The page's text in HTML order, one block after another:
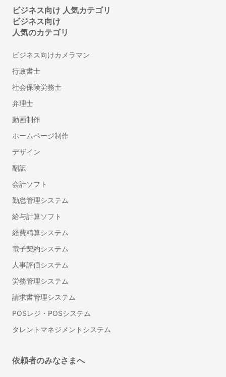
マタニティフォトの出張撮影
七五三写真の出張撮影
婚活写真・お見合い写真撮影
動画撮影
セミナー・講演会・イベント動画撮影
鍵・防犯対策
鍵交換・修理
鍵開け・鍵屋
盗聴器・盗撮器の調査・発見
行政書士
車庫証明に強い行政書士
遺産相続手続き代行に強い行政書士
許認可に強い行政書士
離婚の公正証書に強い行政書士
建設業許可の申請に強い行政書士
ビザ申請代行・入管業務代行に強い行政書士
内容証明・債権債務問題に強い行政書士
古物商許可申請代行の行政書士
自動車の名義・住所変更代行に強い行政書士
帰化申請代行の行政書士
相続財産の調査代行の行政書士
ビジネス向け 人気カテゴリ
ビジネス向け
人気のカテゴリ
ビジネス向けカメラマン
行政書士
社会保険労務士
弁理士
動画制作
ホームページ制作
デザイン
翻訳
会計ソフト
勤怠管理システム
給与計算ソフト
経費精算システム
電子契約システム
人事評価システム
労務管理システム
請求書管理システム
POSレジ・POSシステム
タレントマネジメントシステム
依頼者のみなさまへ